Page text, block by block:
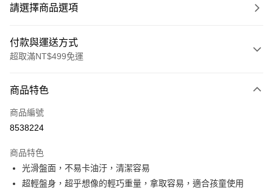
請選擇商品選項
付款與運送方式
超取滿NT$499免運
信用卡一次付款
超商取貨付款
Apple Pay
街口支付
商品特色
商品編號
8538224
商品特色
光滑盤面，不易卡油汙，清潔容易
超輕盤身，超乎想像的輕巧重量，拿取容易，適合孩童使用